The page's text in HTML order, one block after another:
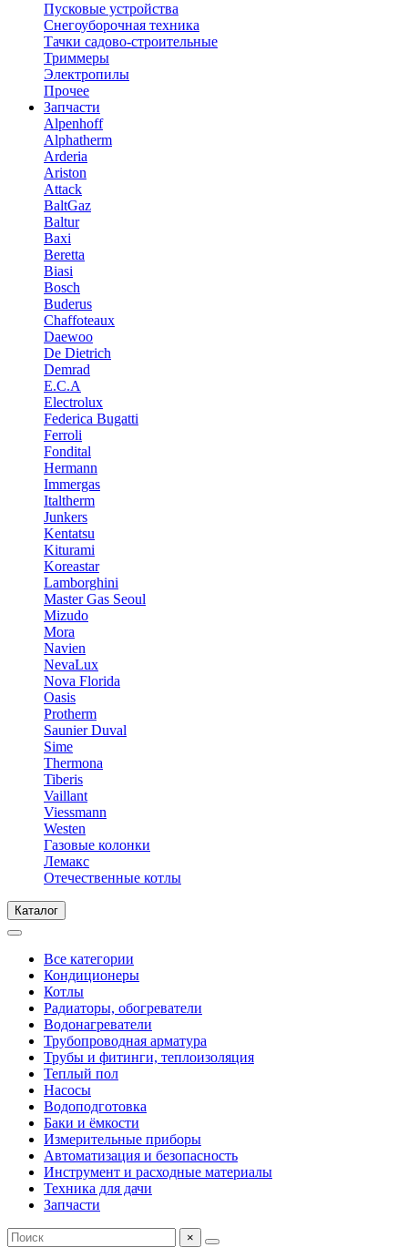
Пусковые устройства
Снегоуборочная техника
Тачки садово-строительные
Триммеры
Электропилы
Прочее
Запчасти
Alpenhoff
Alphatherm
Arderia
Ariston
Attack
BaltGaz
Baltur
Baxi
Beretta
Biasi
Bosch
Buderus
Chaffoteaux
Daewoo
De Dietrich
Demrad
E.C.A
Electrolux
Federica Bugatti
Ferroli
Fondital
Hermann
Immergas
Italtherm
Junkers
Kentatsu
Kiturami
Koreastar
Lamborghini
Master Gas Seoul
Mizudo
Mora
Navien
NevaLux
Nova Florida
Oasis
Protherm
Saunier Duval
Sime
Thermona
Tiberis
Vaillant
Viessmann
Westen
Газовые колонки
Лемакс
Отечественные котлы
Каталог
Все категории
Кондиционеры
Котлы
Радиаторы, обогреватели
Водонагреватели
Трубопроводная арматура
Трубы и фитинги, теплоизоляция
Теплый пол
Насосы
Водоподготовка
Баки и ёмкости
Измерительные приборы
Автоматизация и безопасность
Инструмент и расходные материалы
Техника для дачи
Запчасти
×